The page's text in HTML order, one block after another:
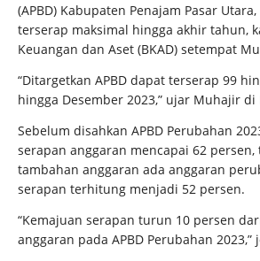
(APBD) Kabupaten Penajam Pasar
terserap maksimal hingga akhir tahun,
Keuangan dan Aset (BKAD) setempat
“Ditargetkan APBD dapat terserap 99
hingga Desember 2023,” ujar Muhajir di
Sebelum disahkan APBD Perubahan
serapan anggaran mencapai 62 persen,
tambahan anggaran ada anggaran
serapan terhitung menjadi 52 persen.
“Kemajuan serapan turun 10 persen
anggaran pada APBD Perubahan 2023,”